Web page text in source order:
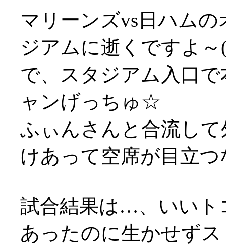
マリーンズvs日ハム
ジアムに逝くですよ
で、スタジアム入口
ャンげっちゅ☆
ふぃんさんと合流し
けあって空席が目立
試合結果は…、いいト
あったのに生かせず